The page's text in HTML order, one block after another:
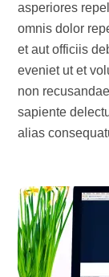
asperiores
omnis dolor
et aut officiis
eveniet ut et
non
sapiente
alias